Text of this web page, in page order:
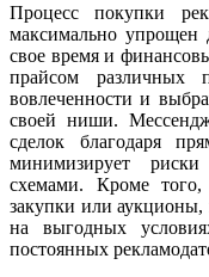
Процесс покупки
максимально упрощен
свое время и
прайсом различных
вовлеченности и
своей ниши.
сделок благодаря
минимизирует
схемами. Кроме того,
закупки или
на выгодных
постоянных